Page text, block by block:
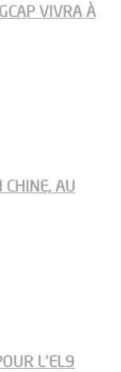
VIVRA À
CHINE, AU
L’EL9